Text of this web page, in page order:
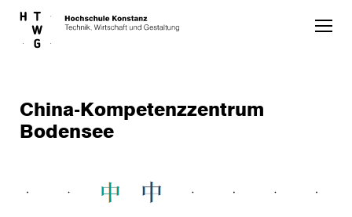
Skip to main content
China-Kompetenzzentrum
Bodensee